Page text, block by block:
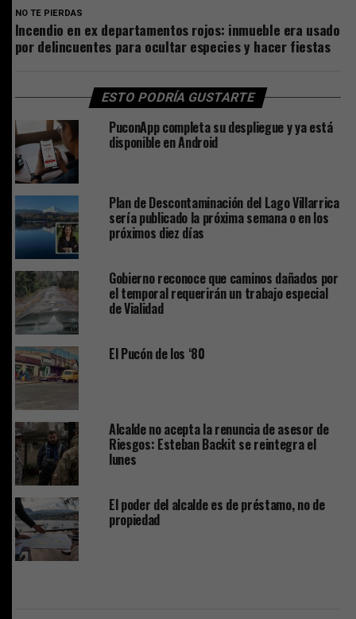
NO TE PIERDAS
Incendio en ex departamentos rojos: inmueble era usado
por delincuentes para ocultar especies y hacer fiestas
ESTO PODRÍA GUSTARTE
PuconApp completa su despliegue y ya está
disponible en Android
Plan de Descontaminación del Lago Villarrica
sería publicado la próxima semana o en los
próximos diez días
Gobierno reconoce que caminos dañados por
el temporal requerirán un trabajo especial
de Vialidad
El Pucón de los ‘80
Alcalde no acepta la renuncia de asesor de
Riesgos: Esteban Backit se reintegra el
lunes
El poder del alcalde es de préstamo, no de
propiedad